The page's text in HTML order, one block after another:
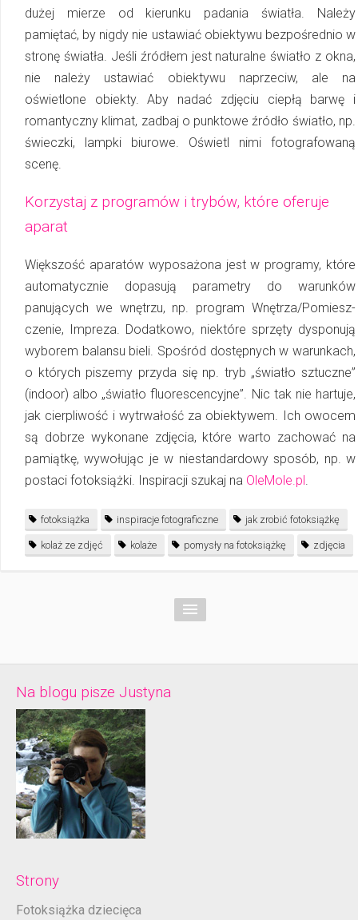
dużej mierze od kierunku padania światła. Należy
pamiętać, by nigdy nie ustawiać obiektywu bezpośrednio w
stronę światła. Jeśli źródłem jest naturalne światło z okna,
nie należy ustawiać obiektywu naprzeciw, ale na
oświetlone obiekty. Aby nadać zdjęciu ciepłą barwę i
romantyczny klimat, zadbaj o punktowe źródło światło, np.
świeczki, lampki biurowe. Oświetl nimi fo­to­gra­fo­wa­ną
scenę.
Korzystaj z programów i trybów, które oferuje
aparat
Większość aparatów wyposażona jest w programy, które
automatycznie do­pa­su­ją pa­ra­met­ry do warunków
panujących we wnętrzu, np. program Wnę­trza/Po­miesz­
cze­nie, Im­pre­za. Dodatkowo, niektóre sprzęty dysponują
wyborem balansu bieli. Spośród dostępnych w wa­run­kach,
o których piszemy przyda się np. tryb „światło sztuczne”
(indoor) albo „światło fluorescencyjne”. Nic tak nie hartuje,
jak cierpliwość i wytrwałość za obiektywem. Ich owocem
są dobrze wykonane zdjęcia, które warto zachować na
pamiątkę, wywołując je w nie­stan­dar­dowy sposób, np. w
postaci fotoksiążki. Inspiracji szukaj na OleMole.pl .
fotoksiążka inspiracje fotograficzne jak zrobić fotoksiążkę
kolaż ze zdjęć kolaże pomysły na fotoksiążkę zdjęcia
Na blogu pisze Justyna
Strony
Fotoksiążka dziecięca